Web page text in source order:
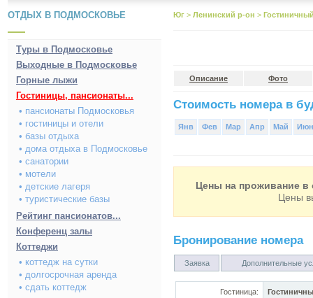
ОТДЫХ В ПОДМОСКОВЬЕ
Туры в Подмосковье
Выходные в Подмосковье
Горные лыжи
Гостиницы, пансионаты...
• пансионаты Подмосковья
• гостиницы и отели
• базы отдыха
• дома отдыха в Подмосковье
• санатории
• мотели
• детские лагеря
• туристические базы
Рейтинг пансионатов...
Конференц залы
Коттеджи
• коттедж на сутки
• долгосрочная аренда
• сдать коттедж
Юг > Ленинский р-он >
Описание Фото
Стоимость номера в
Янв Фев Мар Апр Май Июн
Цены на проживание в
Цены
Бронирование номера
Заявка Дополнительные
Гостиница: